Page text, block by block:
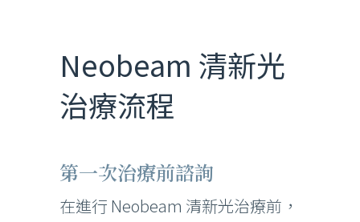
Neobeam 清新光
治療流程
第一次治療前諮詢
在進行 Neobeam 清新光治療前，